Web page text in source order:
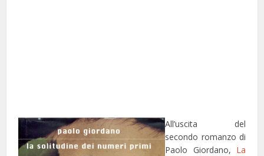
All’uscita del
secondo romanzo di
Paolo Giordano, La